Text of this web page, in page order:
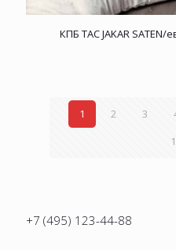
КПБ TAC JAKAR
1 2 3
+7 (495) 123-44-88